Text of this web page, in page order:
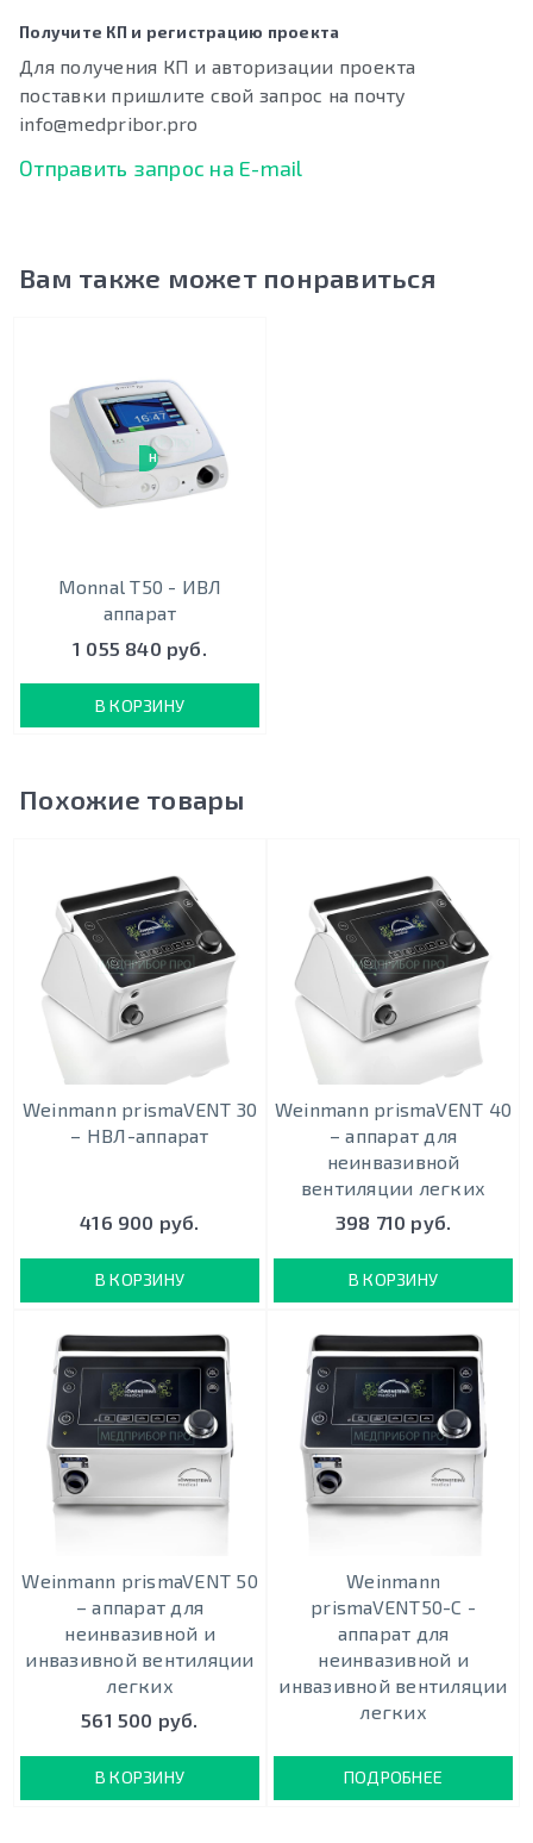
Получите КП и регистрацию проекта
Для получения КП и авторизации проекта
поставки пришлите свой запрос на почту
info@medpribor.pro
Отправить запрос на E-mail
Вам также может понравиться
НОВИНКА
Monnal T50 - ИВЛ
аппарат
1 055 840 руб.
В КОРЗИНУ
Похожие товары
Weinmann prismaVENT 30
– НВЛ-аппарат
416 900 руб.
В КОРЗИНУ
Weinmann prismaVENT 40
– аппарат для
неинвазивной
вентиляции легких
398 710 руб.
В КОРЗИНУ
Weinmann prismaVENT 50
– аппарат для
неинвазивной и
инвазивной вентиляции
легких
561 500 руб.
В КОРЗИНУ
Weinmann
prismaVENT50-C -
аппарат для
неинвазивной и
инвазивной вентиляции
легких
ПОДРОБНЕЕ